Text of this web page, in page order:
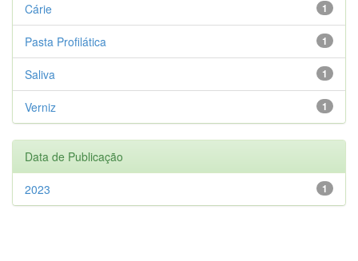
1
Cárie
1
Pasta Profilática
1
Saliva
1
Verniz
Data de Publicação
1
2023